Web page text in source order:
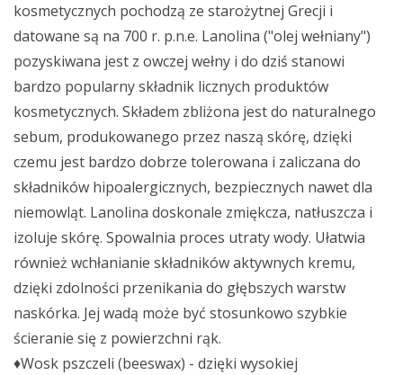
kosmetycznych pochodzą ze starożytnej Grecji i
datowane są na 700 r. p.n.e. Lanolina ("olej wełniany")
pozyskiwana jest z owczej wełny i do dziś stanowi
bardzo popularny składnik licznych produktów
kosmetycznych. Składem zbliżona jest do naturalnego
sebum, produkowanego przez naszą skórę, dzięki
czemu jest bardzo dobrze tolerowana i zaliczana do
składników hipoalergicznych, bezpiecznych nawet dla
niemowląt. Lanolina doskonale zmiękcza, natłuszcza i
izoluje skórę. Spowalnia proces utraty wody. Ułatwia
również wchłanianie składników aktywnych kremu,
dzięki zdolności przenikania do głębszych warstw
naskórka. Jej wadą może być stosunkowo szybkie
ścieranie się z powierzchni rąk.
♦Wosk pszczeli (beeswax) - dzięki wysokiej